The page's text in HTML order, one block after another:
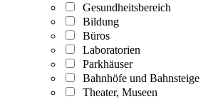
Gesundheitsbereich
Bildung
Büros
Laboratorien
Parkhäuser
Bahnhöfe und Bahnsteige
Theater, Museen